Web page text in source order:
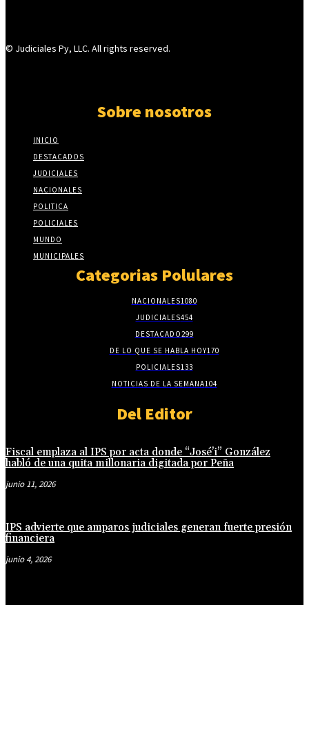
© Judiciales Py, LLC. All rights reserved.
Sobre nosotros
INICIO
DESTACADOS
JUDICIALES
NACIONALES
POLITICA
POLICIALES
MUNDO
MUNICIPALES
Categorias Polulares
NACIONALES1080
JUDICIALES454
DESTACADO299
DE LO QUE SE HABLA HOY170
POLICIALES133
NOTICIAS DE LA SEMANA104
Del Editor
Fiscal emplaza al IPS por acta donde “José’i” González
habló de una quita millonaria digitada por Peña
junio 11, 2026
IPS advierte que amparos judiciales generan fuerte presión
financiera
junio 4, 2026